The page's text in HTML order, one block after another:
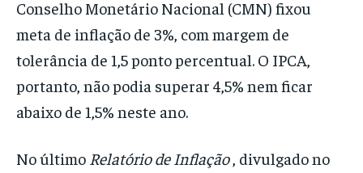
Conselho Monetário Nacional (CMN) fixou
meta de inflação de 3%, com margem de
tolerância de 1,5 ponto percentual. O IPCA,
portanto, não podia superar 4,5% nem ficar
abaixo de 1,5% neste ano.
No último Relatório de Inflação, divulgado no